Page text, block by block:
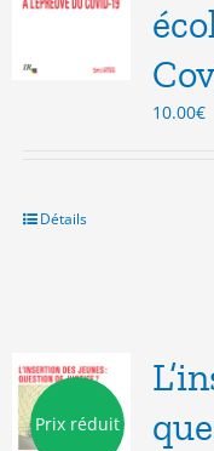
10.00€
Détails
Prix réduit